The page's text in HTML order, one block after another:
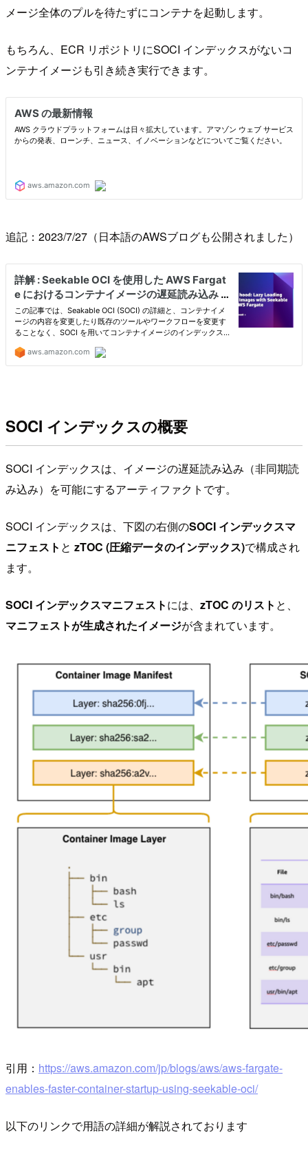
メージ全体のプルを待たずにコンテナを起動します。
もちろん、ECR リポジトリにSOCI インデックスがないコ
ンテナイメージも引き続き実行できます。
追記：2023/7/27（日本語のAWSブログも公開されました）
SOCI インデックスの概要
SOCI インデックスは、イメージの遅延読み込み（非同期読
み込み）を可能にするアーティファクトです。
SOCI インデックスは、下図の右側のSOCI インデックスマ
ニフェスト と zTOC (圧縮データのインデックス)で構成され
ます。
SOCI インデックスマニフェストには、 zTOC のリスト と、
マニフェストが生成されたイメージが含まれています。
引用： https://aws.amazon.com/jp/blogs/aws/aws-fargate-
enables-faster-container-startup-using-seekable-oci/
以下のリンクで用語の詳細が解説されております